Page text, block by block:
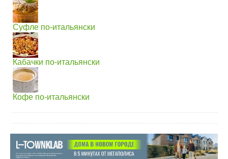
Суфле по-итальянски
Кабачки по-итальянски
Кофе по-итальянски